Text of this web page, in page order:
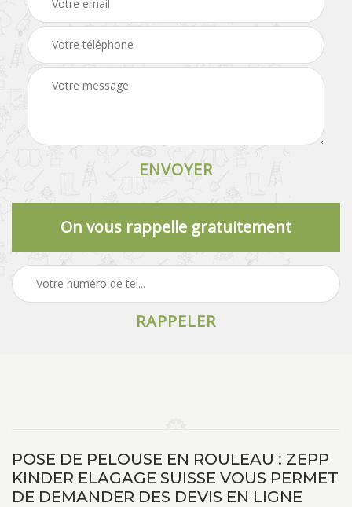
On vous rappelle gratuitement
POSE DE PELOUSE EN ROULEAU : ZEPP
KINDER ELAGAGE SUISSE VOUS PERMET
DE DEMANDER DES DEVIS EN LIGNE